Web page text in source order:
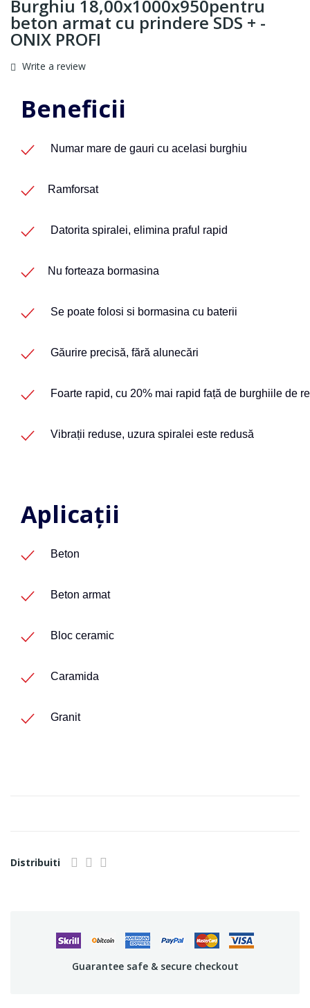
Burghiu 18,00x1000x950pentru
beton armat cu prindere SDS + -
ONIX PROFI
Write a review
Beneficii
Numar mare de gauri cu acelasi burghiu
Ramforsat
Datorita spiralei, elimina praful rapid
Nu forteaza bormasina
Se poate folosi si bormasina cu baterii
Găurire precisă, fără alunecări
Foarte rapid, cu 20% mai rapid față de burghiile de
Vibrații reduse, uzura spiralei este redusă
Aplicații
Beton
Beton armat
Bloc ceramic
Caramida
Granit
Distribuiti
Guarantee safe & secure checkout